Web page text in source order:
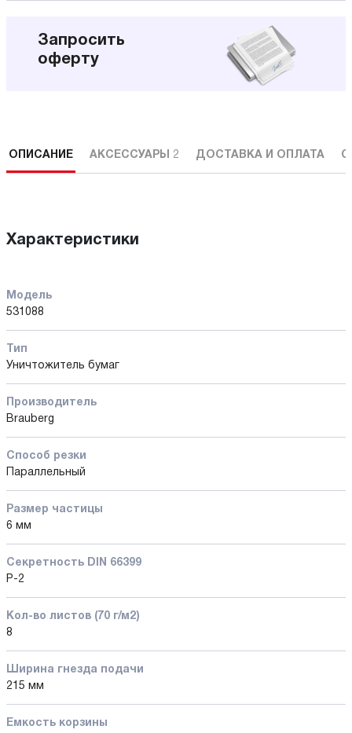
Запросить
оферту
ОПИСАНИЕ АКСЕССУАРЫ 2 ДОСТАВКА И ОПЛАТА
Характеристики
Модель
531088
Тип
Уничтожитель бумаг
Производитель
Brauberg
Способ резки
Параллельный
Размер частицы
6 мм
Секретность DIN 66399
P-2
Кол-во листов (70 г/м2)
8
Ширина гнезда подачи
215 мм
Емкость корзины